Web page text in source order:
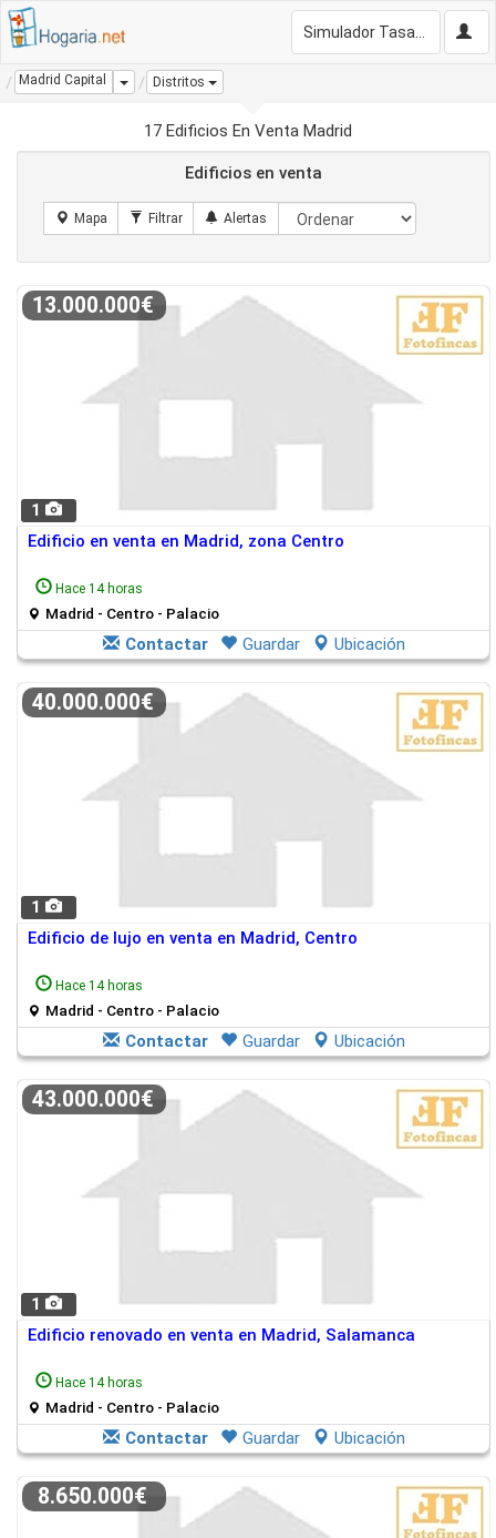
Madrid Capital Dropdown
Distritos
17 Edificios En Venta Madrid
Edificios en venta
1
13.000.000€
Edificio en venta en Madrid, zona Centro
Hace 14 horas
Madrid - Centro - Palacio
Contactar Guardar Ubicación
1
40.000.000€
Edificio de lujo en venta en Madrid, Centro
Hace 14 horas
Madrid - Centro - Palacio
Contactar Guardar Ubicación
1
43.000.000€
Edificio renovado en venta en Madrid, Salamanca
Hace 14 horas
Madrid - Centro - Palacio
Contactar Guardar Ubicación
8.650.000€